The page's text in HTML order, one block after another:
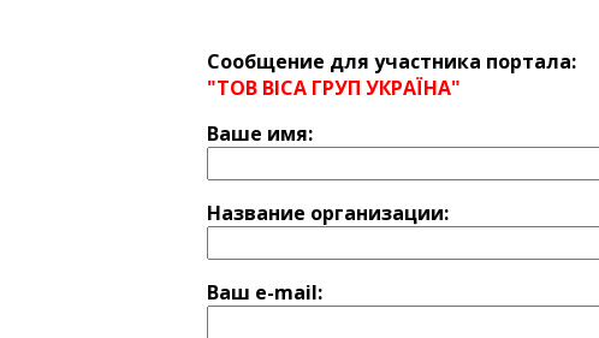
Сообщение для участника портала:
"ТОВ ВІСА ГРУП УКРАЇНА"
Ваше имя:
Название оргaнизации:
Ваш e-mail: